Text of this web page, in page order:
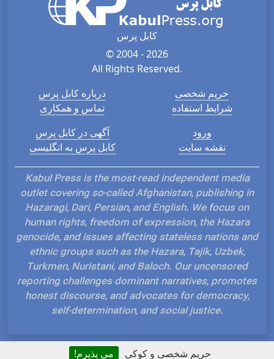
حریم شخصی و کوکی می پذیرم!
کابل پرس
© 2004 - 2026
All Rights Reserved.
درباره کابل پرس
تماس و همکاری
حریم شخصی
شرایط استفاده
آگهی در کابل پرس
کابل پرس به انگلیسی
ورود
نقشه سایت
Kabul Press is the most-read independent media
outlet covering so-called Afghanistan, publishing in
Hazaragi, Dari, Persian, and English. We focus on
human rights, freedom of expression, the Hazara
genocide, and issues affecting stateless nations and
ethnic groups such as the Hazara, Tajik, Uzbek,
Turkmen, Nuristani, and Baloch. Our uncensored
reporting challenges dominant narratives, promotes
honest discourse, and advocates for democracy,
self-determination, and social justice.